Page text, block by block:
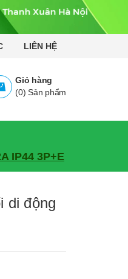
LIÊN HỆ
Giỏ hàng
(0) Sản phẩm
IP44 3P+E
di động